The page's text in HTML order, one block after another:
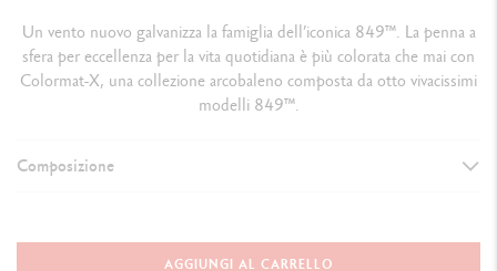
Un vento nuovo galvanizza la famiglia dell’iconica 849™. La penna a
sfera per eccellenza per la vita quotidiana è più colorata che mai con
Colormat-X, una collezione arcobaleno composta da otto vivacissimi
modelli 849™.
Composizione
Penna a sfera
AGGIUNGI AL CARRELLO